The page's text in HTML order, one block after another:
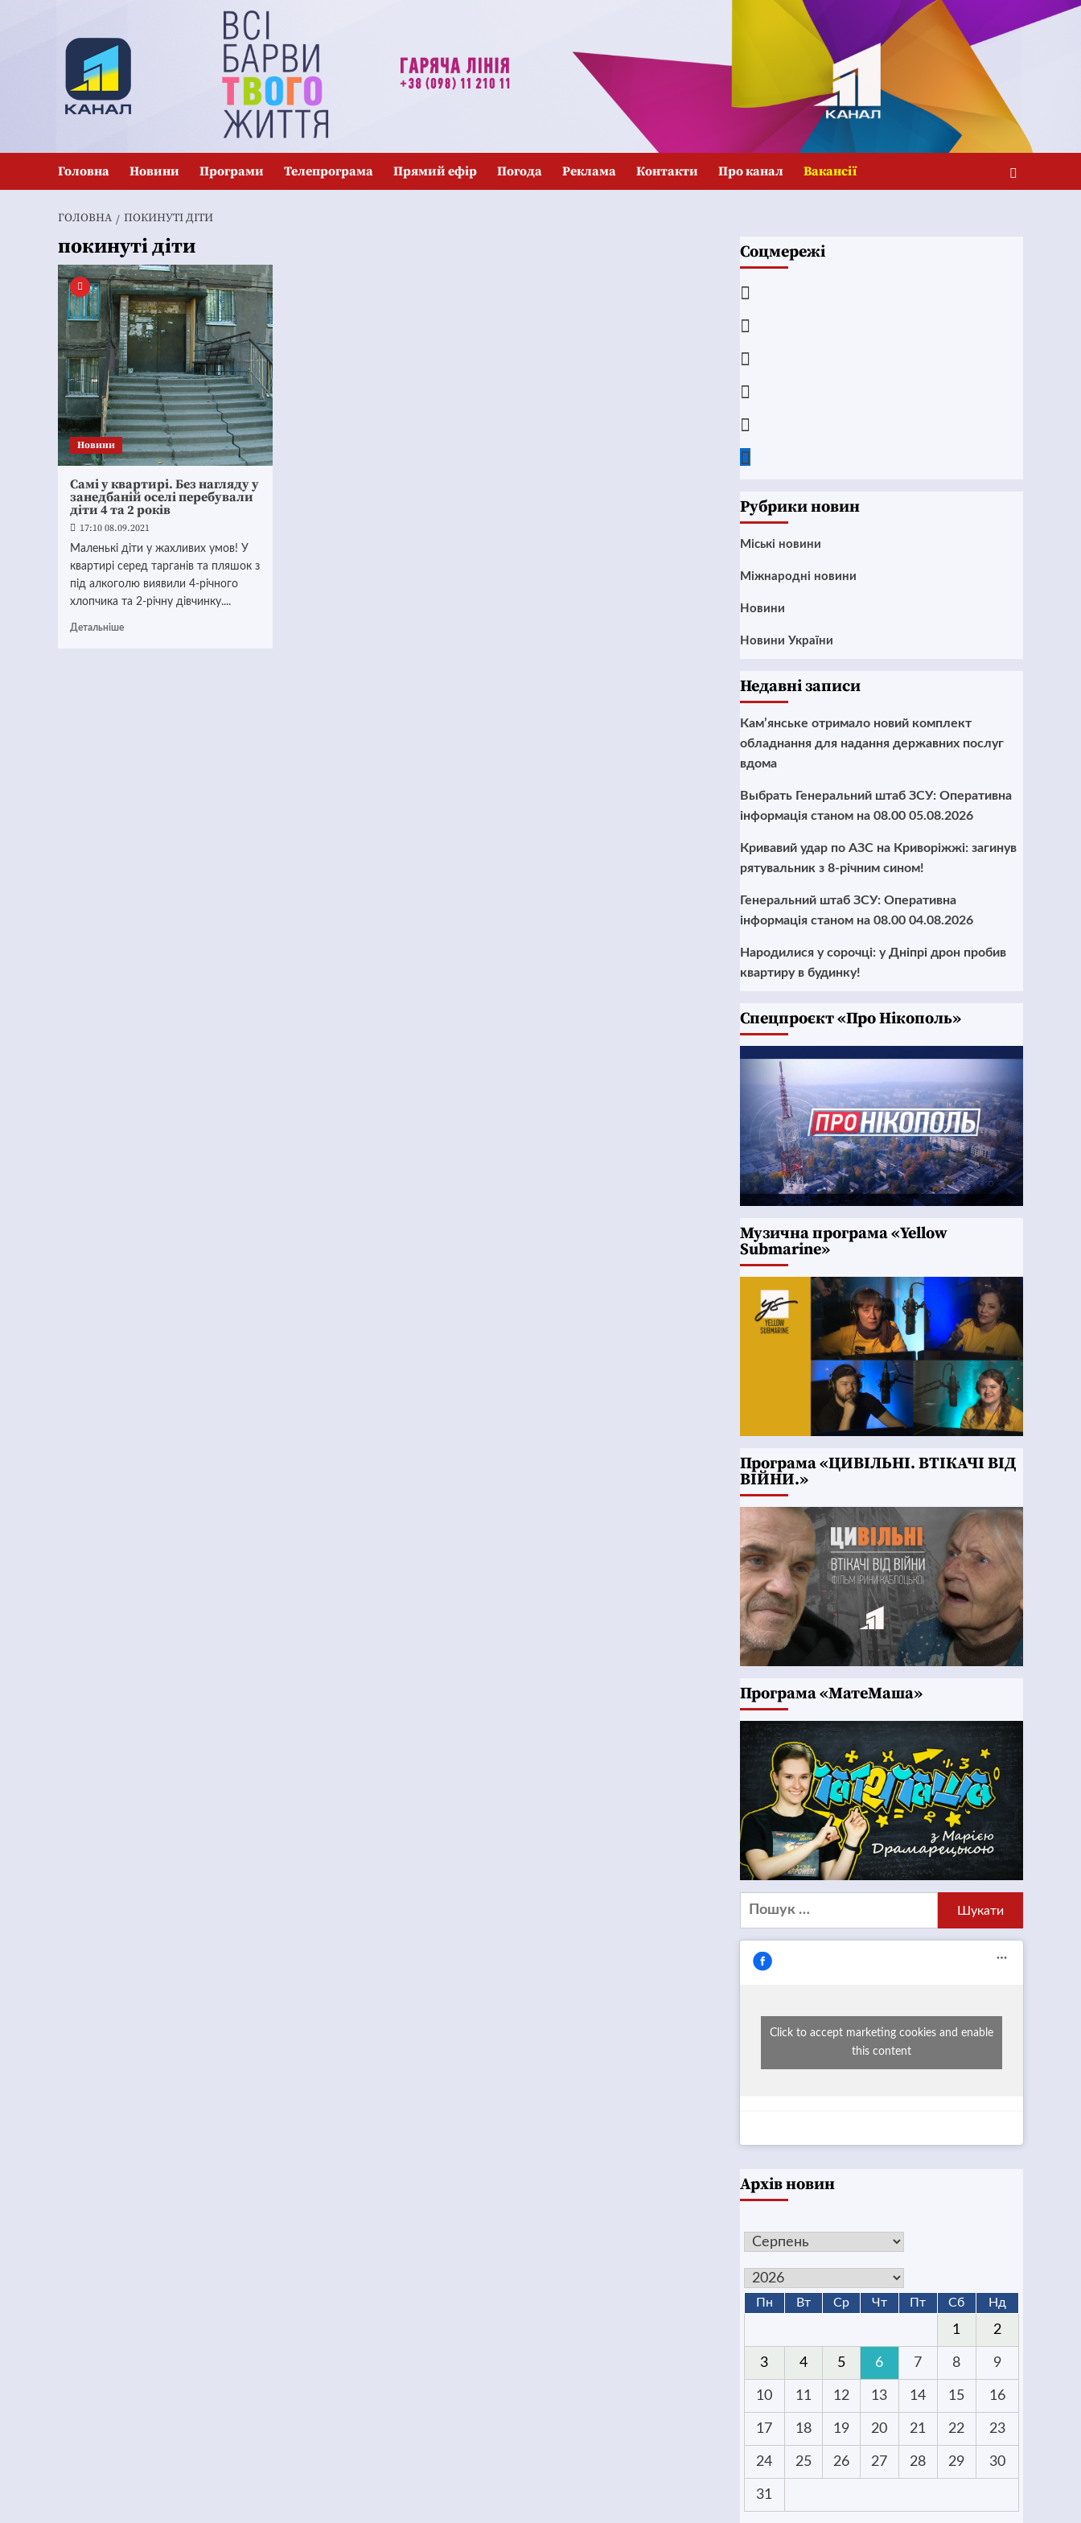
Головна Новини Програми Телепрограма Прямий ефір Погода Реклама Контакти Про канал Вакансії
ГОЛОВНА ПОКИНУТІ ДІТИ
покинуті діти
Новини
Самі у квартирі. Без нагляду у
занедбаній оселі перебували
діти 4 та 2 років
17:10 08.09.2021
Маленькі діти у жахливих умов! У
квартирі серед тарганів та пляшок з
під алкоголю виявили 4-річного
хлопчика та 2-річну дівчинку....
Детальніше
Соцмережі
Рубрики новин
Mіські новини
Міжнародні новини
Новини
Новини України
Недавні записи
Кам’янське отримало новий комплект
обладнання для надання державних послуг
вдома
Выбрать Генеральний штаб ЗСУ: Оперативна
інформація станом на 08.00 05.08.2026
Кривавий удар по АЗС на Криворіжжі: загинув
рятувальник з 8-річним сином!
Генеральний штаб ЗСУ: Оперативна
інформація станом на 08.00 04.08.2026
Народилися у сорочці: у Дніпрі дрон пробив
квартиру в будинку!
Cпецпроєкт «Про Нікополь»
Музична програма «Yellow
Submarine»
Програма «ЦИВІЛЬНІ. ВТІКАЧІ ВІД
ВІЙНИ.»
Програма «МатеМаша»
Пошук:
Click to accept marketing cookies and enable
this content
Архів новин
Пн Вт Ср Чт Пт Сб Нд
1 2
3 4 5 6 7 8 9
10 11 12 13 14 15 16
17 18 19 20 21 22 23
24 25 26 27 28 29 30
31